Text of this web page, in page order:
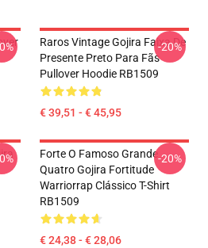
Raros Vintage Gojira Faixa De
Presente Preto Para Fãs
Pullover Hoodie RB1509
€ 39,51 - € 45,95
-20%
Forte O Famoso Grande
Quatro Gojira Fortitude
Warriorrap Clássico T-Shirt
RB1509
€ 24,38 - € 28,06
-20%